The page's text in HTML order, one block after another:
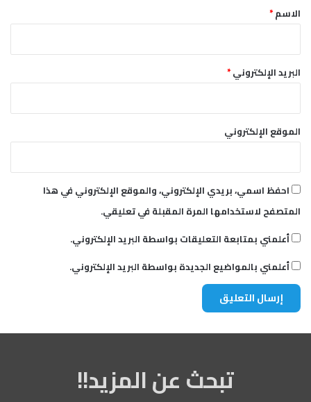
غ
ر
*الاسم*
البريد الإلكتروني*
الموقع الإلكتروني
احفظ اسمي، بريدي الإلكتروني، والموقع الإلكتروني في هذا
المتصفح لاستخدامها المرة المقبلة في تعليقي.
أعلمني بمتابعة التعليقات بواسطة البريد الإلكتروني.
أعلمني بالمواضيع الجديدة بواسطة البريد الإلكتروني.
تبحث عن المزيد!!